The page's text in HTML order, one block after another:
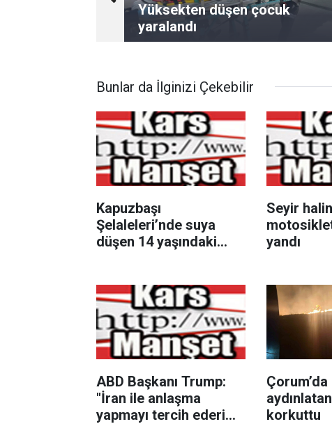
Yüksekten düşen çocuk
yaralandı
Bunlar da İlginizi Çekebilir
Kapuzbaşı
Şelaleleri’nde suya
düşen 14 yaşındaki
Seyir
yandı
ABD Başkanı Trump:
"İran ile anlaşma
yapmayı tercih ederim
korkuttu